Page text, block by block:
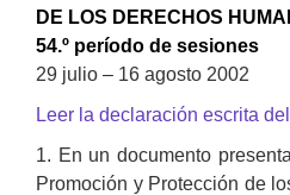
DE LOS DERECHOS
54.º período de sesiones
29 julio – 16 agosto 2002
Leer la declaración escrita
1. En un documento
Promoción y Protección de